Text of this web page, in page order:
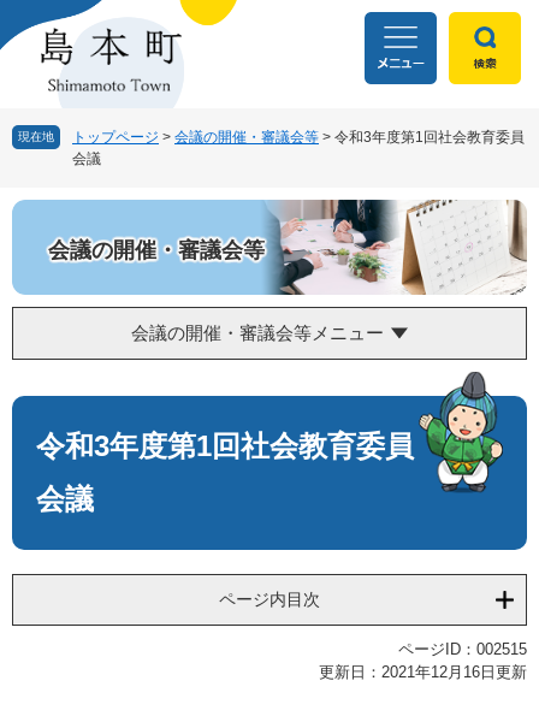
ー
。
ニ
て
へ
現在地 トップページ > 会議の開催・審議会等 > 令和3年度第1回社会教育委員
会議
会議の開催・審議会等
会議の開催・審議会等メニュー
文
令和3年度第1回社会教育委員
会議
ページ内目次
ページID：002515
更新日：2021年12月16日更新